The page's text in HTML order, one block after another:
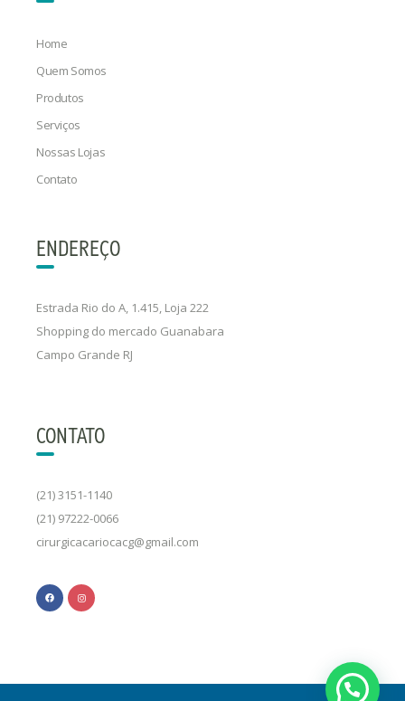
Home
Quem Somos
Produtos
Serviços
Nossas Lojas
Contato
ENDEREÇO
Estrada Rio do A, 1.415, Loja 222
Shopping do mercado Guanabara
Campo Grande RJ
CONTATO
(21) 3151-1140
(21) 97222-0066
cirurgicacariocacg@gmail.com